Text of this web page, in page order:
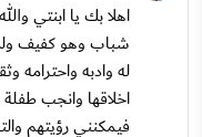
اهلا بك يا ابنتي
شباب وهو كفيف
له وادبه واحترامه
اخلاقها وانجب
فيمكنني رؤيتهم